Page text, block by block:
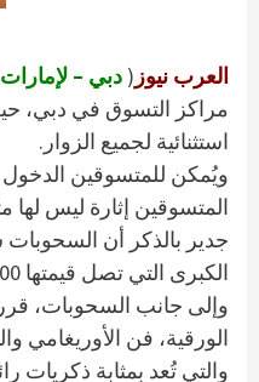
العرب نيوز ( دبي – لإمارات
استثنائية لجميع الزوار.
المتسوقين إثارة ليس لها
جدير بالذكر أن السحوبات
الكبرى التي تصل قيمتها 200,000 درهم، ويأتي ذلك ضمن سعي أرابيان سنتر نحو إدخال السعادة والبهجة على زواره خلال الاحتفال بالعيد.
وإلى جانب السحوبات،
والتي تُعد بمثابة ذكريات